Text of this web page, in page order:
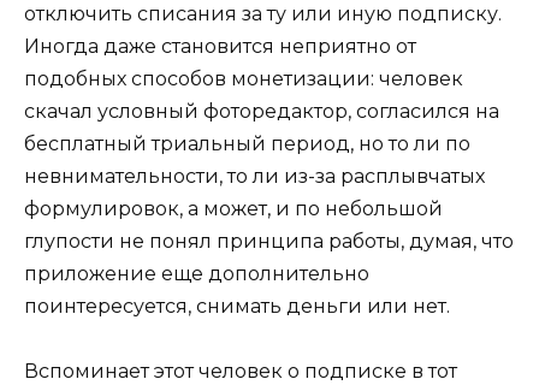
отключить списания за ту или иную подписку.
Иногда даже становится неприятно от
подобных способов монетизации: человек
скачал условный фоторедактор, согласился на
бесплатный триальный период, но то ли по
невнимательности, то ли из-за расплывчатых
формулировок, а может, и по небольшой
глупости не понял принципа работы, думая, что
приложение еще дополнительно
поинтересуется, снимать деньги или нет.
Вспоминает этот человек о подписке в тот